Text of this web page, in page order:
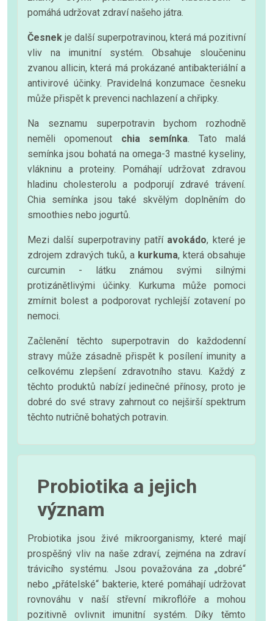
pomáhá udržovat zdraví našeho játra.
Česnek je další superpotravinou, která má pozitivní
vliv na imunitní systém. Obsahuje sloučeninu
zvanou allicin, která má prokázané antibakteriální a
antivirové účinky. Pravidelná konzumace česneku
může přispět k prevenci nachlazení a chřipky.
Na seznamu superpotravin bychom rozhodně
neměli opomenout chia semínka. Tato malá
semínka jsou bohatá na omega-3 mastné kyseliny,
vlákninu a proteiny. Pomáhají udržovat zdravou
hladinu cholesterolu a podporují zdravé trávení.
Chia semínka jsou také skvělým doplněním do
smoothies nebo jogurtů.
Mezi další superpotraviny patří avokádo, které je
zdrojem zdravých tuků, a kurkuma, která obsahuje
curcumin - látku známou svými silnými
protizánětlivými účinky. Kurkuma může pomoci
zmírnit bolest a podporovat rychlejší zotavení po
nemoci.
Začlenění těchto superpotravin do každodenní
stravy může zásadně přispět k posílení imunity a
celkovému zlepšení zdravotního stavu. Každý z
těchto produktů nabízí jedinečné přínosy, proto je
dobré do své stravy zahrnout co nejširší spektrum
těchto nutričně bohatých potravin.
Probiotika a jejich
význam
Probiotika jsou živé mikroorganismy, které mají
prospěšný vliv na naše zdraví, zejména na zdraví
trávicího systému. Jsou považována za „dobré“
nebo „přátelské“ bakterie, které pomáhají udržovat
rovnováhu v naší střevní mikroflóře a mohou
pozitivně ovlivnit imunitní systém. Díky těmto